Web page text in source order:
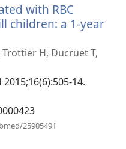
with RBC
children: a 1-year
Trottier H, Ducruet T,
14.
25905491